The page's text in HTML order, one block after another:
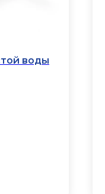
воды